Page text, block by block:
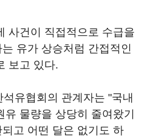
사건이 직접적으로 수급을
유가 상승처럼 간접적인
보고 있다.
유협회의 관계자는 "국내
물량을 상당히 줄여왔기
고 어떤 달은 없기도 하